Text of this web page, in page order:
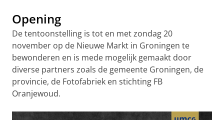
Opening
De tentoonstelling is tot en met zondag 20
november op de Nieuwe Markt in Groningen te
bewonderen en is mede mogelijk gemaakt door
diverse partners zoals de gemeente Groningen, de
provincie, de Fotofabriek en stichting FB
Oranjewoud.